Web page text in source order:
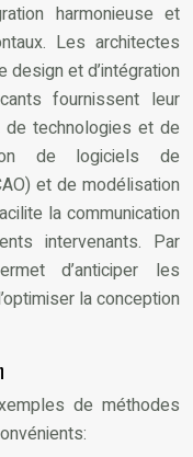
harmonieuse et
Les architectes
et d’intégration
fournissent leur
de technologies et de
de logiciels de
et de modélisation
la communication
intervenants. Par
d’anticiper les
la conception
de méthodes